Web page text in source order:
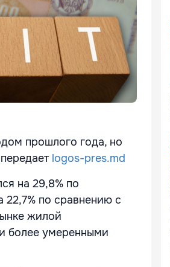
прошлого года, но
logos-pres.md
на 29,8% по
по сравнению с
жилой
более умеренными